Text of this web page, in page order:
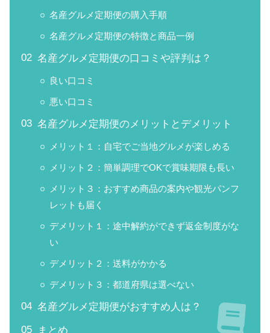
名産グルメ定期便の購入手順
名産グルメ定期便の特徴と商品一例
名産グルメ定期便の口コミや評判は？
良い口コミ
悪い口コミ
名産グルメ定期便のメリットとデメリット
メリット１：自宅でご当地グルメが楽しめる
メリット２：簡単調理でOKで賞味期限も長い
メリット３：おすすめ商品の案内や観光パンフ
レットも届く
デメリット１：途中解約ができず返金制度がな
い
デメリット２：送料がかかる
デメリット３：都道府県は選べない
名産グルメ定期便がおすすめ人は？
まとめ